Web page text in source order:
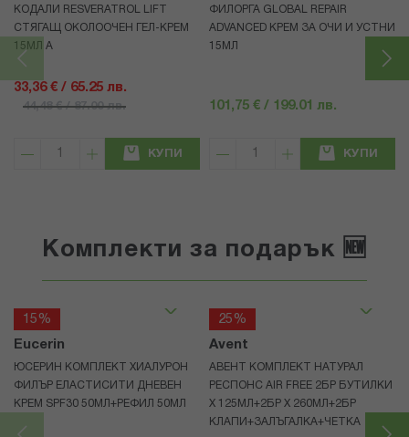
КОДАЛИ RESVERATROL LIFT
СТЯГАЩ ОКОЛООЧЕН ГЕЛ-КРЕМ
15МЛ А
33,36 € / 65.25 лв.
44,48 € / 87.00 лв.
КУПИ
ФИЛОРГА GLOBAL REPAIR
ADVANCED КРЕМ ЗА ОЧИ И УСТНИ
15МЛ
101,75 € / 199.01 лв.
КУПИ
Комплекти за подарък 🆕
15%
Eucerin
ЮСЕРИН КОМПЛЕКТ ХИАЛУРОН
ФИЛЪР ЕЛАСТИСИТИ ДНЕВЕН
КРЕМ SPF30 50МЛ+РЕФИЛ 50МЛ
25%
Avent
АВЕНТ КОМПЛЕКТ НАТУРАЛ
РЕСПОНС AIR FREE 2БР БУТИЛКИ
Х 125МЛ+2БР Х 260МЛ+2БР
КЛАПИ+ЗАЛЪГАЛКА+ЧЕТКА